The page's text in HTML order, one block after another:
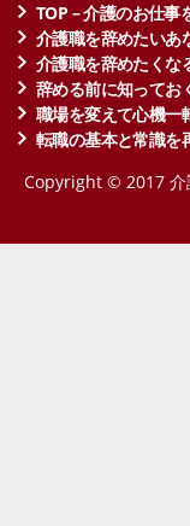
TOP – 介護のお仕
介護職を辞めたいあ
介護職を辞めたくな
辞める前に知ってお
職場を変えて心機一
転職の基本と常識を
Copyright © 2017 介